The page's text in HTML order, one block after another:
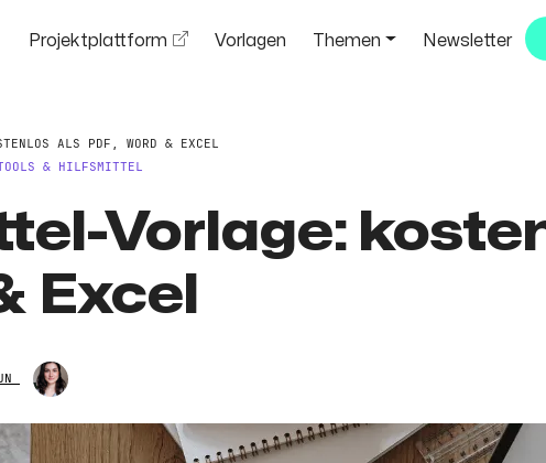
Projektplattform Vorlagen Themen Newsletter
ALS PDF, WORD & EXCEL
& HILFSMITTEL
Vorlage:
Excel